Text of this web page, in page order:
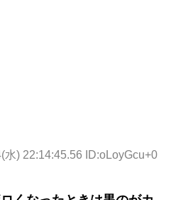
水) 22:14:45.56 ID:oLoyGcu+0